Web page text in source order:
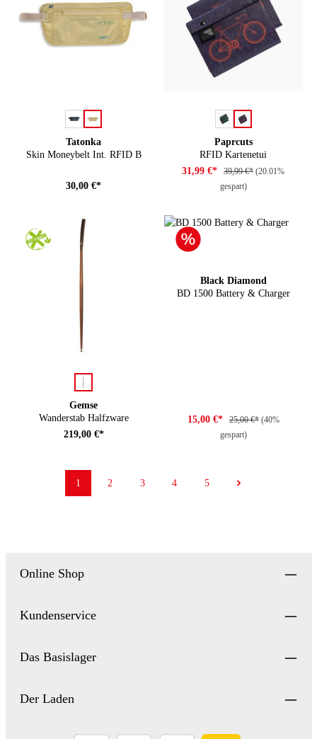
Tatonka
Skin Moneybelt Int. RFID B
auswählen
30,00 €*
Paprcuts
RFID Kartenetui
auswählen
31,99 €* 39,99 €* (20.01%
gespart)
Gemse
Wanderstab Halfzware
auswählen
219,00 €*
Black Diamond
BD 1500 Battery & Charger
15,00 €* 25,00 €* (40%
gespart)
Seite
1
Seite
2
Seite
3
Seite
4
Seite
5
Online Shop
Kundenservice
Das Basislager
Der Laden